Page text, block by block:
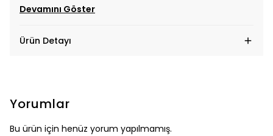
Devamını Göster
Ürün Detayı
Yorumlar
Bu ürün için henüz yorum yapılmamış.